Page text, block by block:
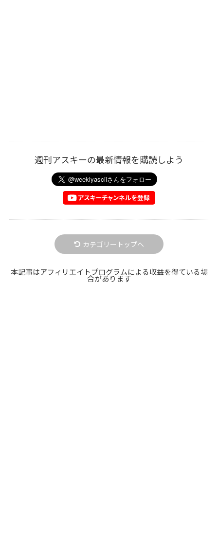
週刊アスキーの最新情報を購読しよう
カテゴリートップへ
本記事はアフィリエイトプログラムによる収益を得ている場
合があります